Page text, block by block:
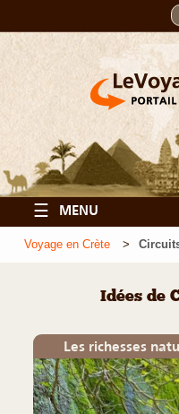
☰ MENU
Voyage en Crète
Idées de
Les richesses